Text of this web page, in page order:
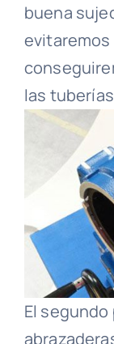
buena
las
El